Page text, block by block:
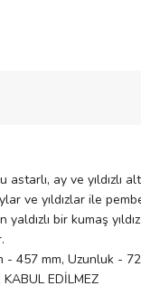
astarlı, ay ve
ve yıldızlar ile
bir kumaş
457 mm, Uzunluk -
EDİLMEZ